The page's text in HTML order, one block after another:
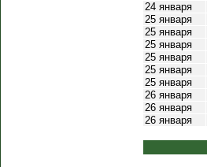
24 января
25 января
25 января
25 января
25 января
25 января
25 января
26 января
26 января
26 января